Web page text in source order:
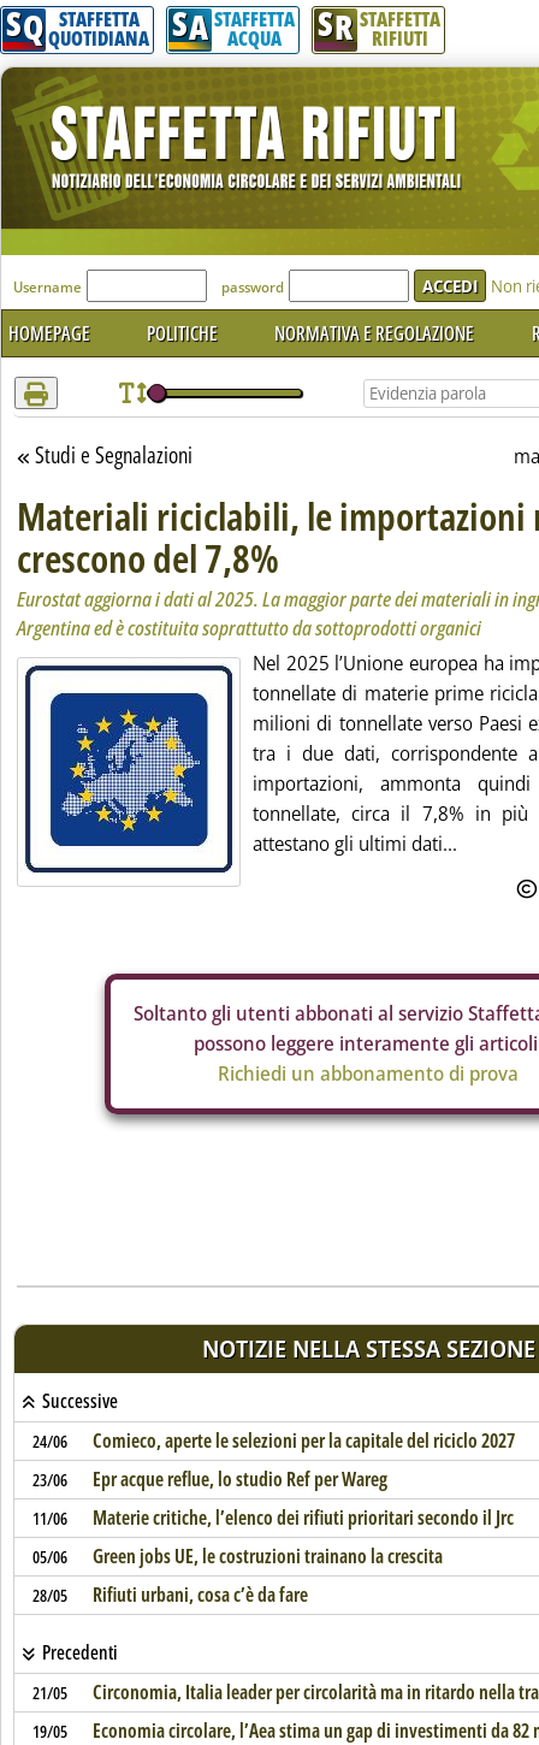
Attenzione! Esegui l'accesso per lèggere interamente la notizia.
SQ STAFFETTA
QUOTIDIANA SA STAFFETTA
ACQUA SR STAFFETTA
RIFIUTI
'Modulo Login per accedere'
Username password Non
HOMEPAGE POLITICHE NORMATIVA E REGOLAZIONE
Torna alla sezione
Studi e Segnalazioni
Materiali riciclabili, le importazioni
crescono del 7,8%
Eurostat aggiorna i dati al 2025. La maggior parte dei materiali in
Argentina ed è costituita soprattutto da sottoprodotti organici
Nel 2025 l’Unione europea ha
tonnellate di materie prime
milioni di tonnellate verso Paesi
tra i due dati, corrispondente
importazioni, ammonta
tonnellate, circa il 7,8% in
attestano gli ultimi dati...
Soltanto gli utenti abbonati al servizio
possono leggere interamente gli
Richiedi un abbonamento di prova
NOTIZIE NELLA STESSA SEZIONE
Successive
24/06 Comieco, aperte le selezioni per la capitale del riciclo 2027
23/06 Epr acque reflue, lo studio Ref per Wareg
11/06 Materie critiche, l’elenco dei rifiuti prioritari secondo il Jrc
05/06 Green jobs UE, le costruzioni trainano la crescita
28/05 Rifiuti urbani, cosa c’è da fare
Precedenti
21/05 Circonomia, Italia leader per circolarità ma in ritardo nella
19/05 Economia circolare, l’Aea stima un gap di investimenti da 82